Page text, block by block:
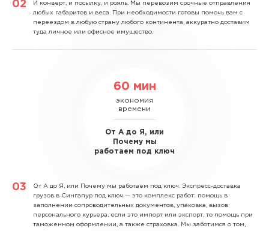
И конверт, и посылку, и рояль. Мы перевозим срочные отправления
любых габаритов и веса. При необходимости готовы помочь вам с
переездом в любую страну любого континента, аккуратно доставим
туда личное или офисное имущество.
60 мин
экономия
времени
От А до Я, или
Почему мы
работаем под ключ
От А до Я, или Почему мы работаем под ключ. Экспресс-доставка
грузов в Сингапур под ключ — это комплекс работ: помощь в
заполнении сопроводительных документов, упаковка, вызов
персонального курьера, если это импорт или экспорт, то помощь при
таможенном оформлении, а также страховка. Мы заботимся о том,